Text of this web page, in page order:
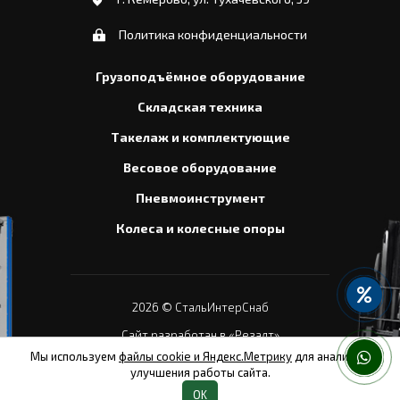
Политика конфиденциальности
Грузоподъёмное оборудование
Складская техника
Такелаж и комплектующие
Весовое оборудование
Пневмоинструмент
Колеса и колесные опоры
2026 © СтальИнтерСнаб
Сайт разработан в «Резалт»
Мы используем файлы cookie и Яндекс.Метрику для анализа и
улучшения работы сайта.
OK